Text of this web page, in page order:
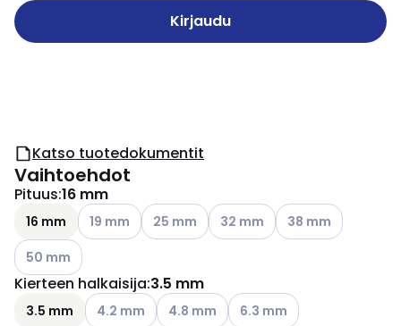
Kirjaudu
Katso tuotedokumentit
Vaihtoehdot
Pituus:16 mm
16 mm Katso käytettävissä olevat vaihtoehdot
19 mm Katso käytettävissä olevat vaihtoehdot
25 mm Katso käytettävissä olevat
32 mm Katso
38 mm
Katso käytettävissä olevat vaihtoehdot
50 mm
Kierteen halkaisija:3.5 mm
3.5 mm Katso käytettävissä olevat vaihtoehdot
4.2 mm Katso käytettävissä olevat
4.8 mm Katso käytettävissä olevat
6.3 mm